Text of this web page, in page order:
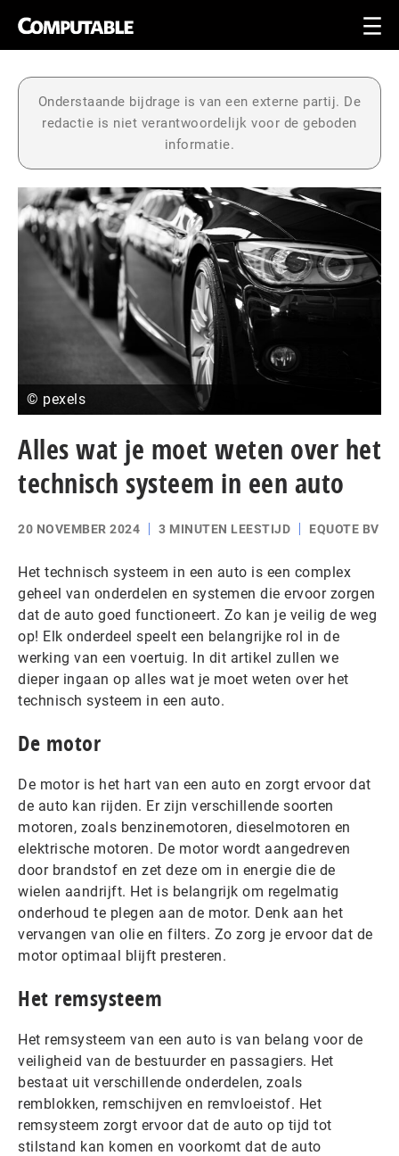
Onderstaande bijdrage is van een externe partij. De
redactie is niet verantwoordelijk voor de geboden
informatie.
© pexels
Alles wat je moet weten over het
technisch systeem in een auto
20 NOVEMBER 2024 3 MINUTEN LEESTIJD EQUOTE BV
Het technisch systeem in een auto is een complex
geheel van onderdelen en systemen die ervoor zorgen
dat de auto goed functioneert. Zo kan je veilig de weg
op! Elk onderdeel speelt een belangrijke rol in de
werking van een voertuig. In dit artikel zullen we
dieper ingaan op alles wat je moet weten over het
technisch systeem in een auto.
De motor
De motor is het hart van een auto en zorgt ervoor dat
de auto kan rijden. Er zijn verschillende soorten
motoren, zoals benzinemotoren, dieselmotoren en
elektrische motoren. De motor wordt aangedreven
door brandstof en zet deze om in energie die de
wielen aandrijft. Het is belangrijk om regelmatig
onderhoud te plegen aan de motor. Denk aan het
vervangen van olie en filters. Zo zorg je ervoor dat de
motor optimaal blijft presteren.
Het remsysteem
Het remsysteem van een auto is van belang voor de
veiligheid van de bestuurder en passagiers. Het
bestaat uit verschillende onderdelen, zoals
remblokken, remschijven en remvloeistof. Het
remsysteem zorgt ervoor dat de auto op tijd tot
stilstand kan komen en voorkomt dat de auto